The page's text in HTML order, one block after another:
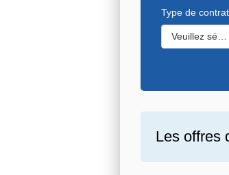
Type de contrat
Veuillez
Les offres